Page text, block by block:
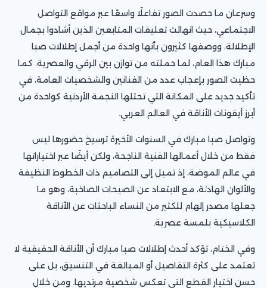
وسرعان ما حصدت الصور تفاعلًا واسعًا عبر مواقع التواصل
الاجتماعي، حيث انهالت تعليقات المتابعين الذين أشادوا بجمال
الإطلالة، ووصفها كثيرون بأنها واحدة من أجمل إطلالات صبا
مبارك هذا العام، لما حملته من توازن بين الرقي والعصرية. كما
حظيت الصور بإعجاب عدد من الفنانين والشخصيات العامة، في
تأكيد جديد على المكانة التي تحتلها النجمة الأردنية كواحدة من
أبرز أيقونات الأناقة في العالم العربي.
وتواصل صبا مبارك في السنوات الأخيرة ترسيخ حضورها ليس
فقط من خلال أعمالها الفنية الناجحة، ولكن أيضًا عبر اختياراتها
في عالم الموضة، إذ تميل إلى التصاميم ذات الخطوط النظيفة
والألوان الهادئة، مع الابتعاد عن الصيحات الصاخبة، وهو ما
جعلها مصدر إلهام للكثير من النساء الباحثات عن الأناقة
الكلاسيكية بلمسة عصرية.
وفي الختام، تؤكد أحدث إطلالات صبا مبارك أن الأناقة الحقيقية لا
تعتمد على كثرة التفاصيل أو المبالغة في التنسيق، بل على
حسن اختيار القطع التي تعكس شخصية مرتديها. ومن خلال